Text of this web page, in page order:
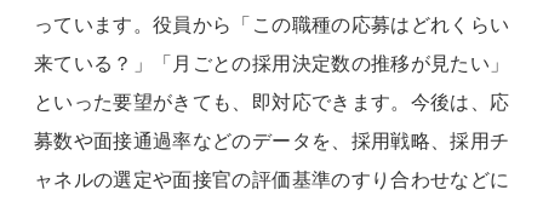
っています。役員から「この職種の応募はどれくらい
来ている？」「月ごとの採用決定数の推移が見たい」
といった要望がきても、即対応できます。今後は、応
募数や面接通過率などのデータを、採用戦略、採用チ
ャネルの選定や面接官の評価基準のすり合わせなどに